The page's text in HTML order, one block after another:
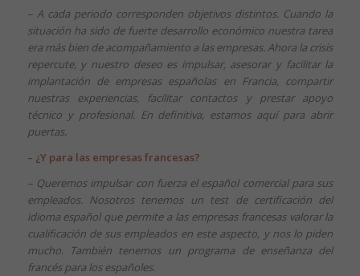
– A cada periodo corresponden objetivos distintos. Cuando la
situación ha sido de fuerte desarrollo económico nuestra tarea
era más bien de acompañamiento a las empresas. Ahora la crisis
repercute, y nuestro deseo es impulsar, asesorar y facilitar la
implantación de empresas españolas en Francia, compartir
nuestras experiencias, facilitar contactos y prestar apoyo
técnico y profesional. En definitiva, estamos aquí para abrir
puertas.
– ¿Y para las empresas francesas?
– Queremos impulsar con fuerza el español comercial para sus
empleados. Nosotros tenemos un test de certificación del
idioma español que permite a las empresas francesas valorar la
cualificación de sus empleados en este aspecto, y nos lo piden
mucho. También tenemos un programa de enseñanza del
francés para los españoles.